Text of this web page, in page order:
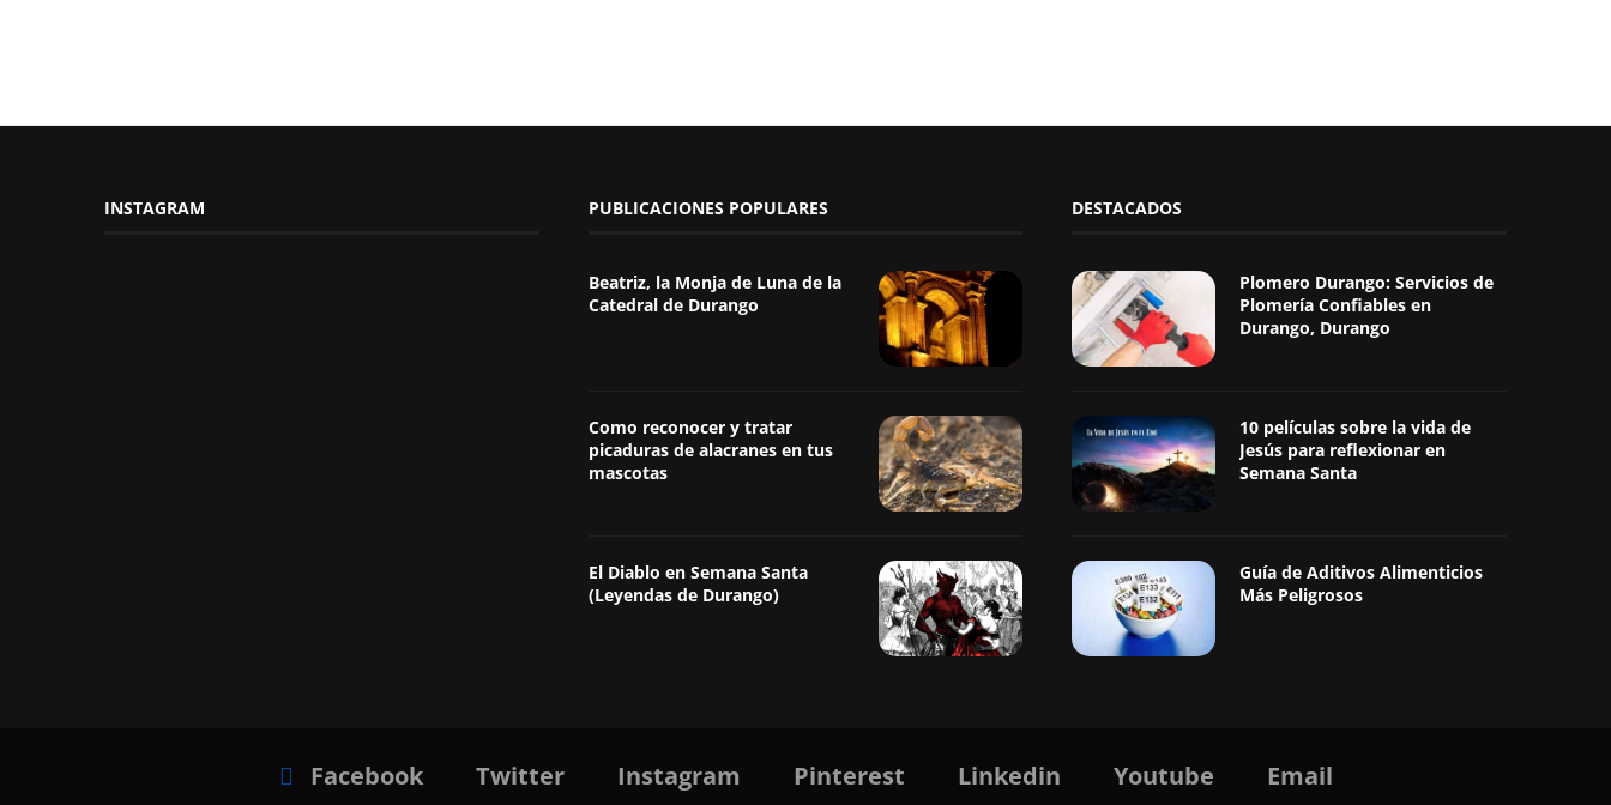
INSTAGRAM PUBLICACIONES POPULARES
Beatriz, la Monja de Luna de la
Catedral de Durango
Como reconocer y tratar
picaduras de alacranes en tus
mascotas
El Diablo en Semana Santa
(Leyendas de Durango)
DESTACADOS
Plomero Durango: Servicios de
Plomería Confiables en
Durango, Durango
10 películas sobre la vida de
Jesús para reflexionar en
Semana Santa
Guía de Aditivos Alimenticios
Más Peligrosos
Facebook Twitter Instagram Pinterest Linkedin Youtube Email